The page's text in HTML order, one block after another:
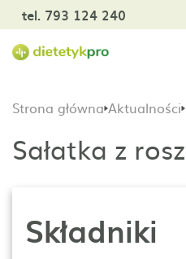
tel. 793 124 240
Strona główna Aktualności
Sałatka z
Składniki